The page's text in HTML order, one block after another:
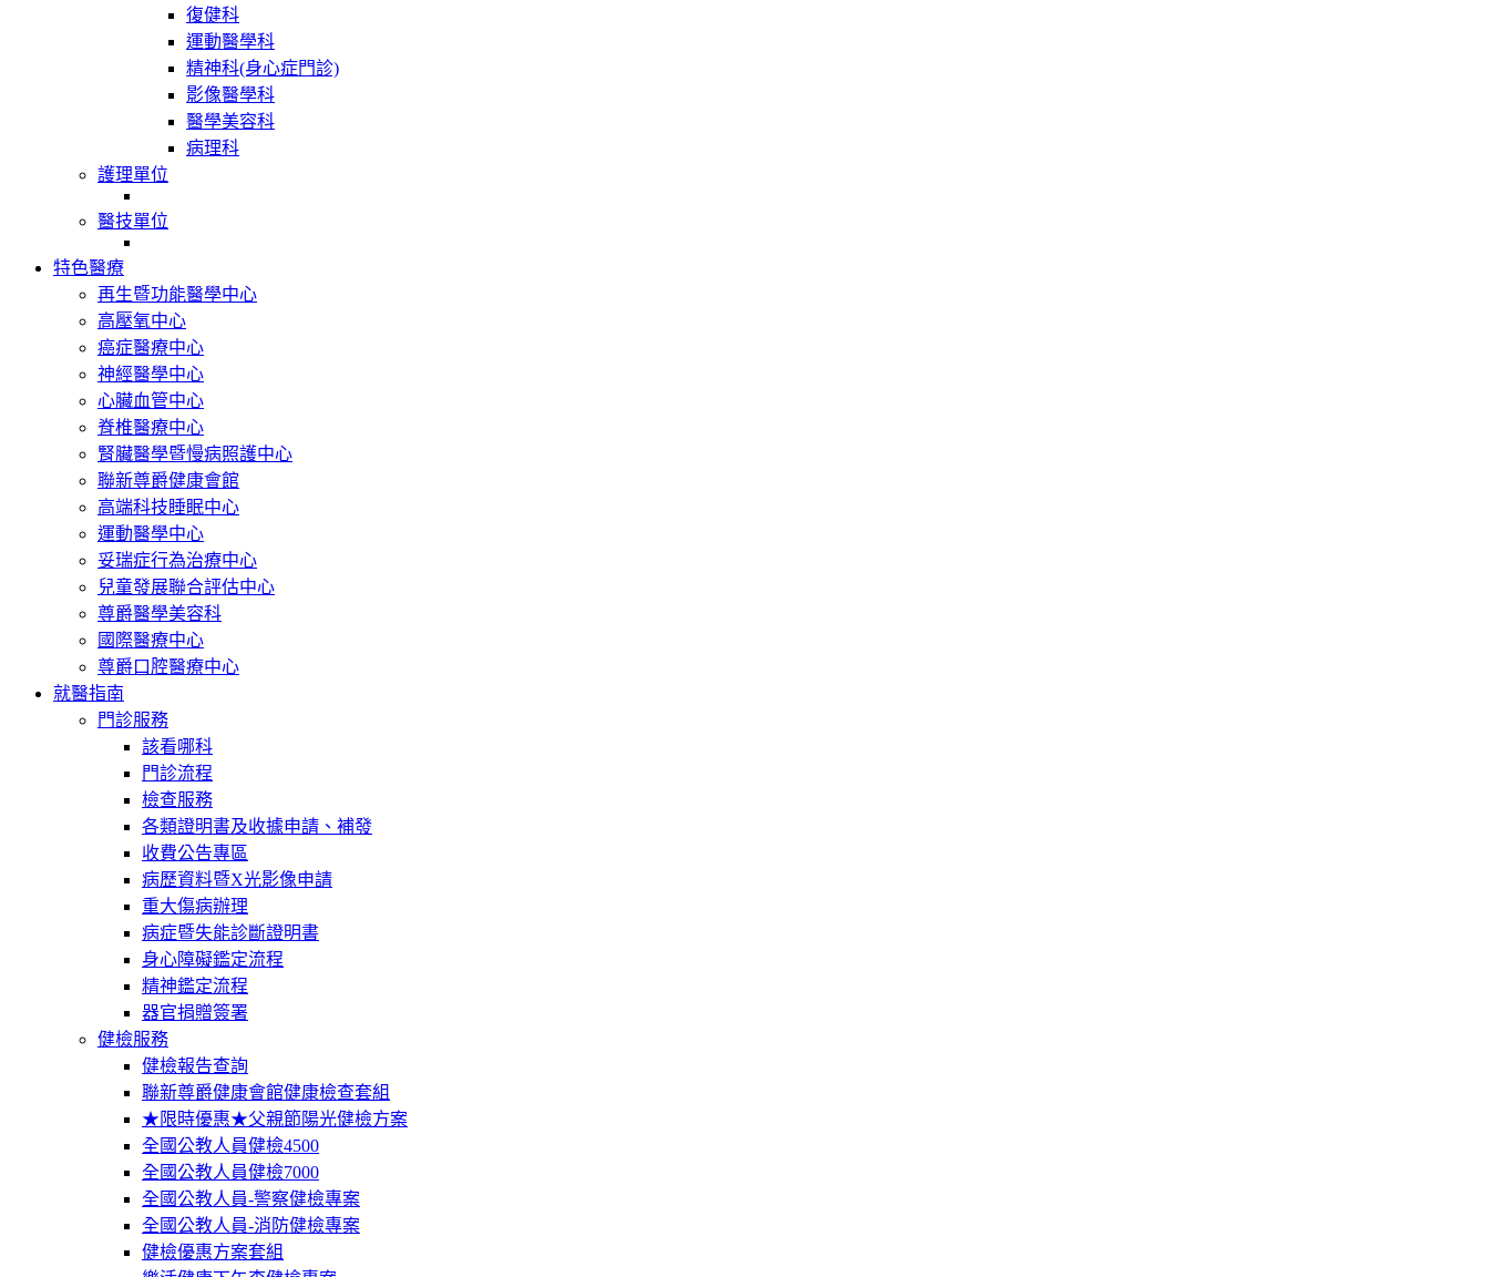
復健科
運動醫學科
精神科(身心症門診)
影像醫學科
醫學美容科
病理科
護理單位
醫技單位
特色醫療
再生暨功能醫學中心
高壓氧中心
癌症醫療中心
神經醫學中心
心臟血管中心
脊椎醫療中心
腎臟醫學暨慢病照護中心
聯新尊爵健康會館
高端科技睡眠中心
運動醫學中心
妥瑞症行為治療中心
兒童發展聯合評估中心
尊爵醫學美容科
國際醫療中心
尊爵口腔醫療中心
就醫指南
門診服務
該看哪科
門診流程
檢查服務
各類證明書及收據申請、補發
收費公告專區
病歷資料暨X光影像申請
重大傷病辦理
病症暨失能診斷證明書
身心障礙鑑定流程
精神鑑定流程
器官捐贈簽署
健檢服務
健檢報告查詢
聯新尊爵健康會館健康檢查套組
★限時優惠★父親節陽光健檢方案
全國公教人員健檢4500
全國公教人員健檢7000
全國公教人員-警察健檢專案
全國公教人員-消防健檢專案
健檢優惠方案套組